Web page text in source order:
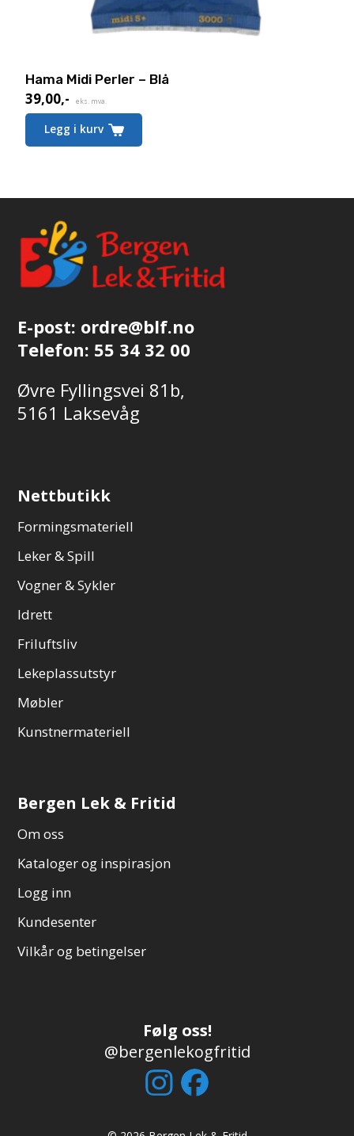
Hama Midi Perler – Blå
39,00,- eks. mva.
Legg i kurv
E-post: ordre@blf.no
Telefon: 55 34 32 00
Øvre Fyllingsvei 81b,
5161 Laksevåg
Nettbutikk
Formingsmateriell
Leker & Spill
Vogner & Sykler
Idrett
Friluftsliv
Lekeplassutstyr
Møbler
Kunstnermateriell
Bergen Lek & Fritid
Om oss
Kataloger og inspirasjon
Logg inn
Kundesenter
Vilkår og betingelser
Følg oss!
@bergenlekogfritid